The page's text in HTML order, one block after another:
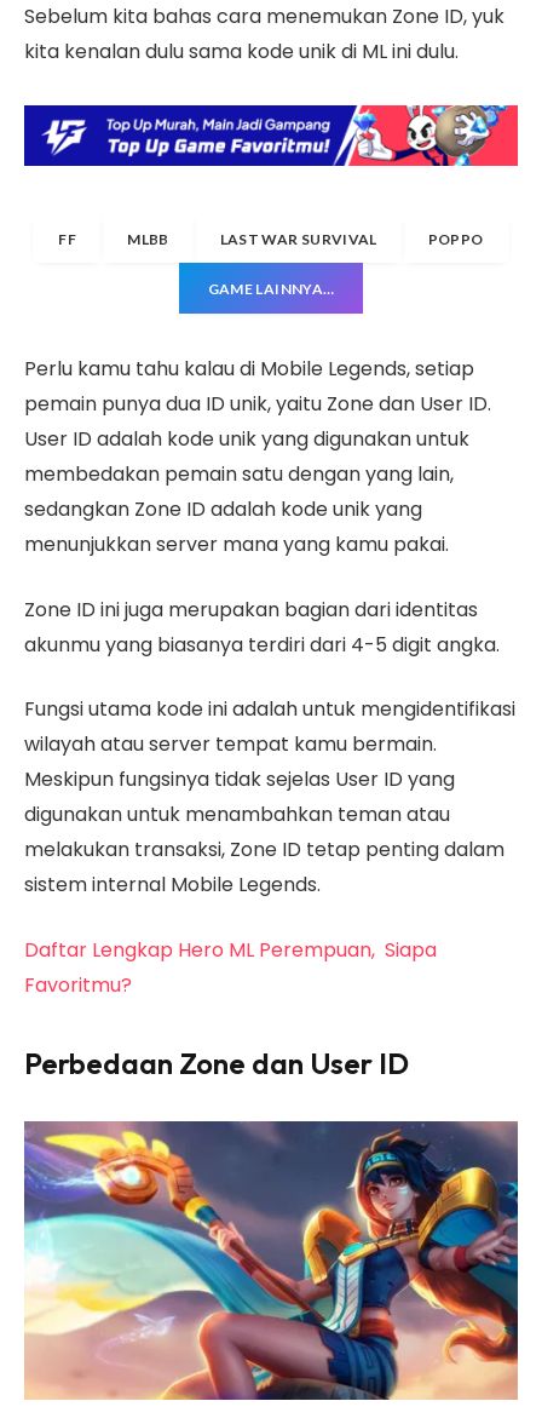
Sebelum kita bahas cara menemukan Zone ID, yuk
kita kenalan dulu sama kode unik di ML ini dulu.
FF MLBB LAST WAR SURVIVAL POPPO
GAME LAINNYA…
Perlu kamu tahu kalau di Mobile Legends, setiap
pemain punya dua ID unik, yaitu Zone dan User ID.
User ID adalah kode unik yang digunakan untuk
membedakan pemain satu dengan yang lain,
sedangkan Zone ID adalah kode unik yang
menunjukkan server mana yang kamu pakai.
Zone ID ini juga merupakan bagian dari identitas
akunmu yang biasanya terdiri dari 4-5 digit angka.
Fungsi utama kode ini adalah untuk mengidentifikasi
wilayah atau server tempat kamu bermain.
Meskipun fungsinya tidak sejelas User ID yang
digunakan untuk menambahkan teman atau
melakukan transaksi, Zone ID tetap penting dalam
sistem internal Mobile Legends.
Daftar Lengkap Hero ML Perempuan, Siapa
Favoritmu?
Perbedaan Zone dan User ID